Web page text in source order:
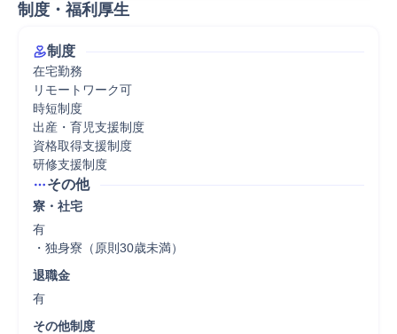
制度・福利厚生
制度
在宅勤務
リモートワーク可
時短制度
出産・育児支援制度
資格取得支援制度
研修支援制度
その他
寮・社宅
有
・独身寮（原則30歳未満）
退職金
有
その他制度